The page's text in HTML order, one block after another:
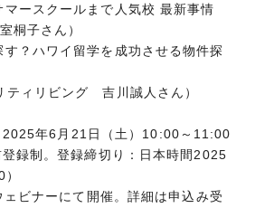
ースクールまで人気校 最新事情
桐子さん）
？ハワイ留学を成功させる物件探
ティリビング 吉川誠人さん）
年6月21日（土）10:00～11:00
録制。登録締切り：日本時間2025
ビナーにて開催。詳細は申込み受